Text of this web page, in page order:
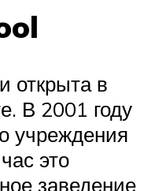
открыта в
В 2001 году
учреждения
это
заведение